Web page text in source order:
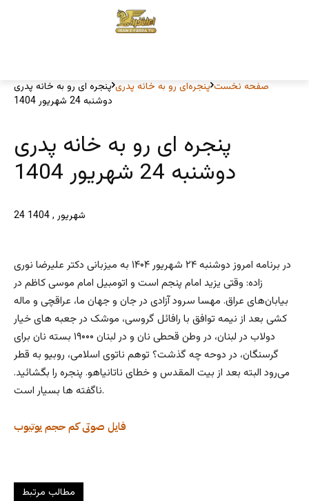
صفحه نخست پنجره‌ای رو به خانه پدری پنجره ای رو به خانه پدری
دوشنبه 24 شهریور 1404
پنجره ای رو به خانه پدری
دوشنبه 24 شهریور 1404
24 شهریور , 1404
در برنامه امروز دوشنبه ۲۴ شهریور ۱۴۰۴ به میزبانی دکتر علیرضا نوری
زاده: وقتی یزید امام پنجم است و اتومبیل امام موسی کاظم در
بیابان‌های عراق. مهسا سرود آزادی در جان و جهان ما، عراقچی و ماله
کشی بعد از نیمه توافق با رافائل گروسی، موشک در جعبه های خیار
دولاب در لبنان، در وطن قحطی نان و در لبنان ۱۹۰۰۰ بسته نان برای
گرسنگان، در دوحه چه گذشت؟ توهم ناتوی اسلامی، روبیو به قطر
می‌رود البته بعد از بیت المقدس و خطای ناتانیاهو. پنجره را بگشائید.
ناگفته ها بسیار است.
یوتیوب فایل صوتی کم حجم
مطالب مرتبط